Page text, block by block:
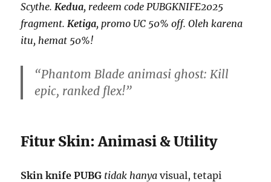
Scythe.Kedua, redeem code PUBGKNIFE2025
fragment.Ketiga, promo UC 50% off. Oleh karena
itu, hemat 50%!
“Phantom Blade animasi ghost: Kill
epic, ranked flex!”
Fitur Skin: Animasi & Utility
Skin knife PUBG tidak hanya visual, tetapi